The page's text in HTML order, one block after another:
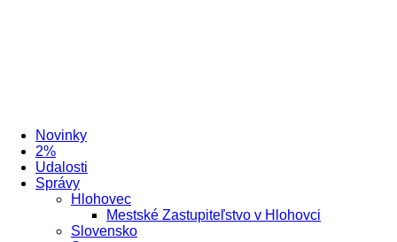
Novinky
2%
Udalosti
Správy
Hlohovec
Mestské Zastupiteľstvo v Hlohovci
Slovensko